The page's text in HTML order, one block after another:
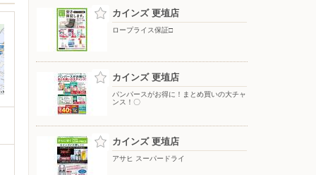
カインズ 更埴店
ロープライス保証□
カインズ 更埴店
パンパースがお得に！まとめ買いの大チャ
ンス！〇
カインズ 更埴店
アサヒ スーパードライ